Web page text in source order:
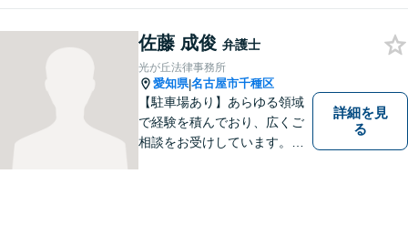
ご提供。小さなお困り事でも
構いません【夜間・休日面
談】【完全個室】【今池駅3
分】
佐藤 成俊 弁護士
光が丘法律事務所
愛知県|名古屋市千種区
【駐車場あり】あらゆる領域
で経験を積んでおり、広くご
相談をお受けしています。ご
詳細を見
る